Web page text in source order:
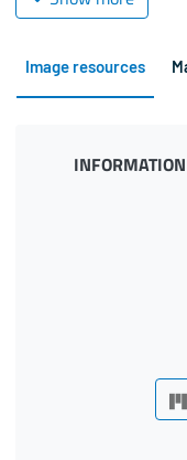
Image resources